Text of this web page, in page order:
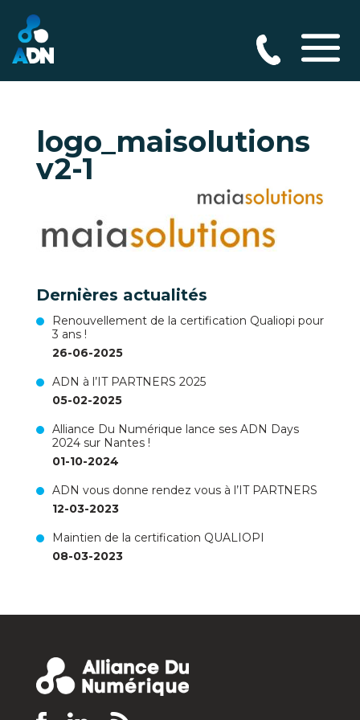
logo_maisolutions
v2-1
Dernières actualités
Renouvellement de la certification Qualiopi pour
3 ans !
26-06-2025
ADN à l’IT PARTNERS 2025
05-02-2025
Alliance Du Numérique lance ses ADN Days
2024 sur Nantes !
01-10-2024
ADN vous donne rendez vous à l’IT PARTNERS
12-03-2023
Maintien de la certification QUALIOPI
08-03-2023